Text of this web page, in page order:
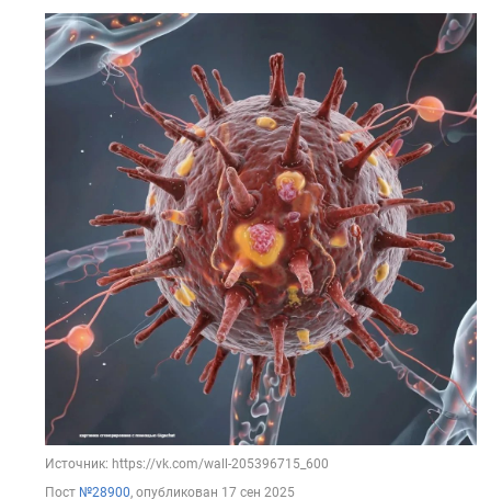
Источник: https://vk.com/wall-205396715_600
Пост №28900, опубликован 17 сен 2025